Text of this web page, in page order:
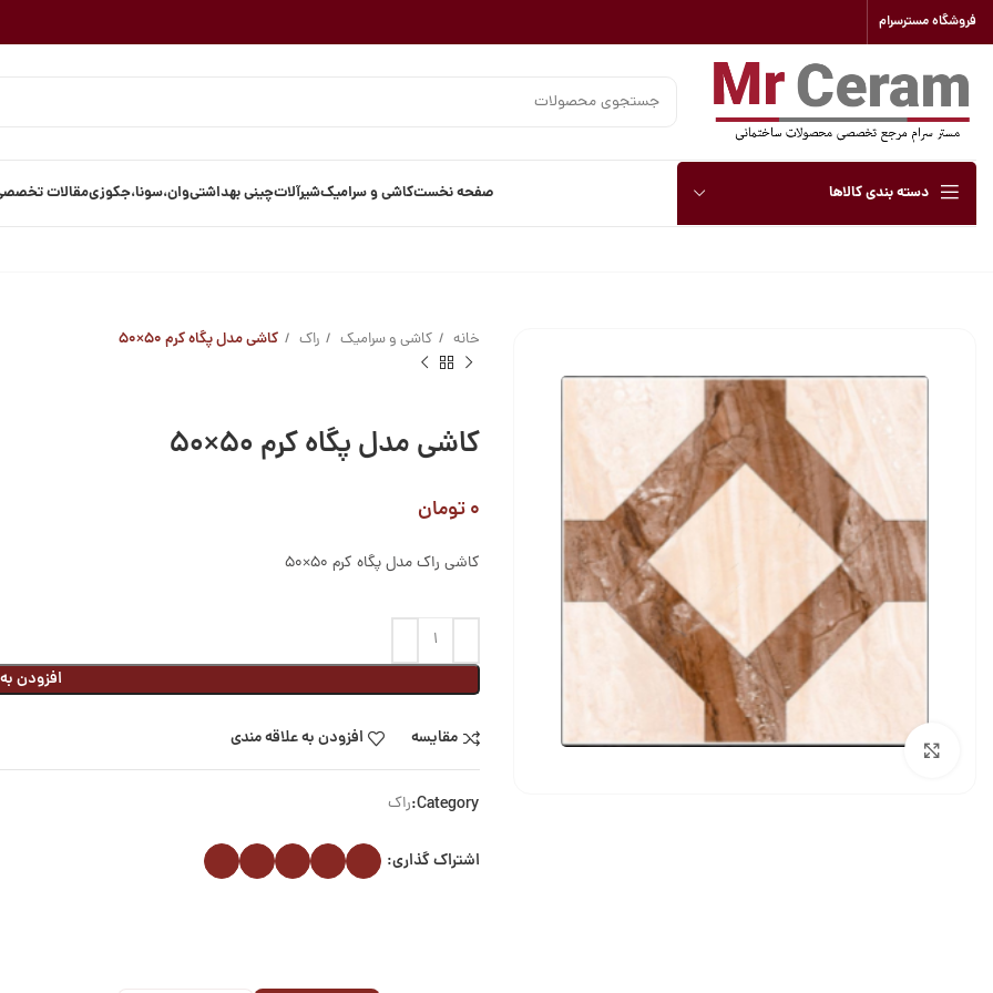
فروشگاه مسترسرام
دسته بندی کالاها صفحه نخستکاشی و سرامیکشیرآلاتچینی بهداشتیوان،سونا،جکوزیمقالات
بزرگنمایی تصویر
خانه کاشی و سرامیک راک کاشی مدل پگاه کرم ۵۰×۵۰
کاشی مدل پگاه کرم ۵۰×۵۰
۰تومان
کاشی راک مدل پگاه کرم ۵۰×۵۰
افزودن
مقایسه افزودن به علاقه مندی
Category: راک
اشتراک گذاری: